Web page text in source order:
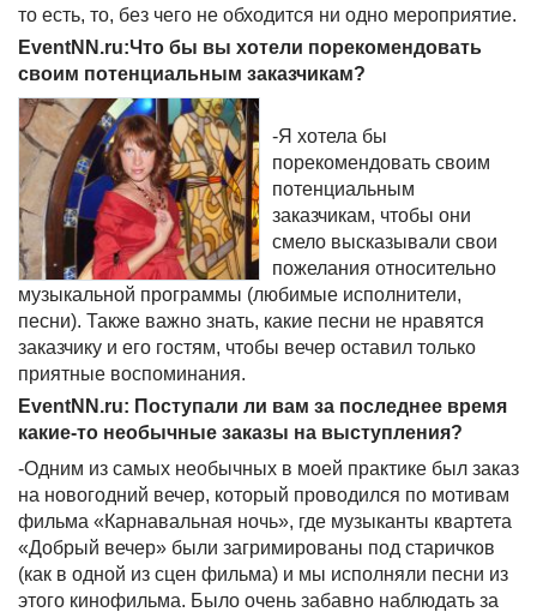
то есть, то, без чего не обходится ни одно мероприятие.
EventNN.ru:Что бы вы хотели порекомендовать
своим потенциальным заказчикам?
-Я хотела бы
порекомендовать своим
потенциальным
заказчикам, чтобы они
смело высказывали свои
пожелания относительно
музыкальной программы (любимые исполнители,
песни). Также важно знать, какие песни не нравятся
заказчику и его гостям, чтобы вечер оставил только
приятные воспоминания.
EventNN.ru: Поступали ли вам за последнее время
какие-то необычные заказы на выступления?
-Одним из самых необычных в моей практике был заказ
на новогодний вечер, который проводился по мотивам
фильма «Карнавальная ночь», где музыканты квартета
«Добрый вечер» были загримированы под старичков
(как в одной из сцен фильма) и мы исполняли песни из
этого кинофильма. Было очень забавно наблюдать за